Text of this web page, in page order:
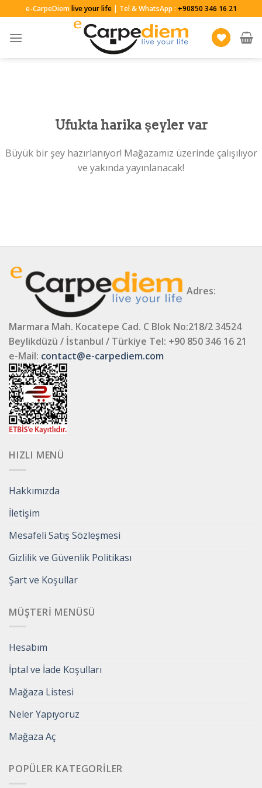
to
content
e-CarpeDiemlive your life| Tel & WhatsApp : +90850 346 16 21
Ufukta harika şeyler var
Büyük bir şey hazırlanıyor! Mağazamız üzerinde çalışılıyor
ve yakında yayınlanacak!
Adres:
Marmara Mah. Kocatepe Cad. C Blok No:218/2 34524
Beylikdüzü / İstanbul / Türkiye Tel: +90 850 346 16 21
e-Mail: contact@e-carpediem.com
HIZLI MENÜ
Hakkımızda
İletişim
Mesafeli Satış Sözleşmesi
Gizlilik ve Güvenlik Politikası
Şart ve Koşullar
MÜŞTERI MENÜSÜ
Hesabım
İptal ve İade Koşulları
Mağaza Listesi
Neler Yapıyoruz
Mağaza Aç
POPÜLER KATEGORILER